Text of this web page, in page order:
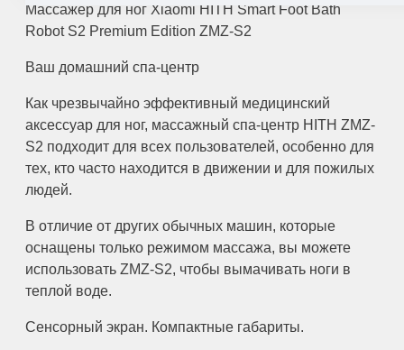
Массажер для ног Xiaomi HITH Smart Foot Bath
Robot S2 Premium Edition ZMZ-S2
Ваш домашний спа-центр
Как чрезвычайно эффективный медицинский
аксессуар для ног, массажный спа-центр HITH ZMZ-
S2 подходит для всех пользователей, особенно для
тех, кто часто находится в движении и для пожилых
людей.
В отличие от других обычных машин, которые
оснащены только режимом массажа, вы можете
использовать ZMZ-S2, чтобы вымачивать ноги в
теплой воде.
Сенсорный экран. Компактные габариты.